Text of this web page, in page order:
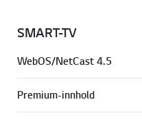
SMART-TV
WebOS/NetCast 4.5
Premium-innhold